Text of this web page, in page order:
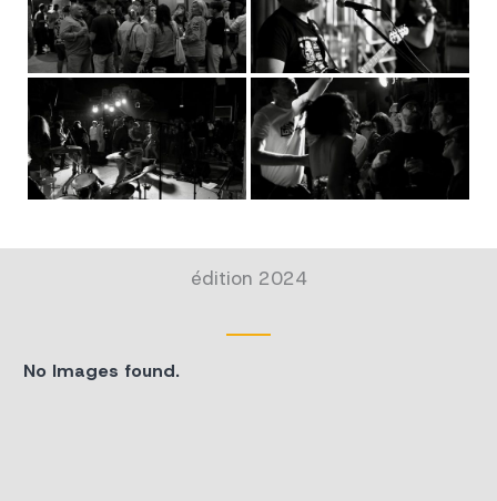
édition 2024
No Images found.